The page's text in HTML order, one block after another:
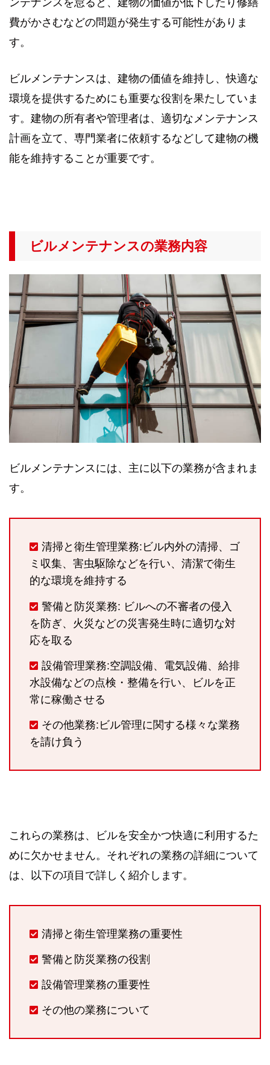
ンテナンスを怠ると、建物の価値が低下したり修繕
費がかさむなどの問題が発生する可能性がありま
す。
ビルメンテナンスは、建物の価値を維持し、快適な
環境を提供するためにも重要な役割を果たしていま
す。建物の所有者や管理者は、適切なメンテナンス
計画を立て、専門業者に依頼するなどして建物の機
能を維持することが重要です。
ビルメンテナンスの業務内容
ビルメンテナンスには、主に以下の業務が含まれま
す。
清掃と衛生管理業務:ビル内外の清掃、ゴ
ミ収集、害虫駆除などを行い、清潔で衛生
的な環境を維持する
警備と防災業務: ビルへの不審者の侵入
を防ぎ、火災などの災害発生時に適切な対
応を取る
設備管理業務:空調設備、電気設備、給排
水設備などの点検・整備を行い、ビルを正
常に稼働させる
その他業務:ビル管理に関する様々な業務
を請け負う
これらの業務は、ビルを安全かつ快適に利用するた
めに欠かせません。それぞれの業務の詳細について
は、以下の項目で詳しく紹介します。
清掃と衛生管理業務の重要性
警備と防災業務の役割
設備管理業務の重要性
その他の業務について